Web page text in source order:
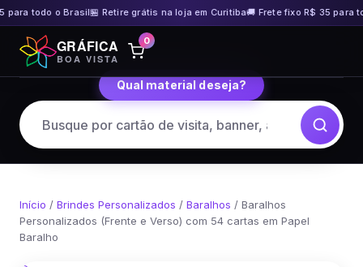
todo o Brasil🏪 Retire grátis na loja em Curitiba🚚 Frete fixo R$ 35 para
Pular
para
o
GRÁFICA
BOA VISTA
0
Qual material deseja?
Início / Brindes Personalizados / Baralhos / Baralhos
Personalizados (Frente e Verso) com 54 cartas em Papel
Baralho